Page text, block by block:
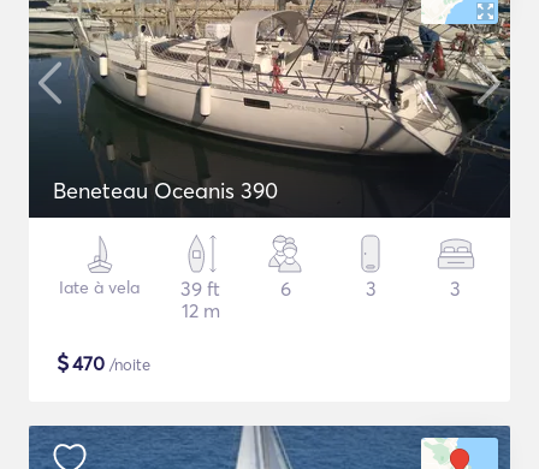
Beneteau Oceanis 390
Iate à vela
39 ft
12 m
6 3 3
$470 /noite